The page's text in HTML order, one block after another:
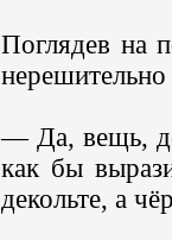
Поглядев на
— Да, вещь,
как бы
декольте, а